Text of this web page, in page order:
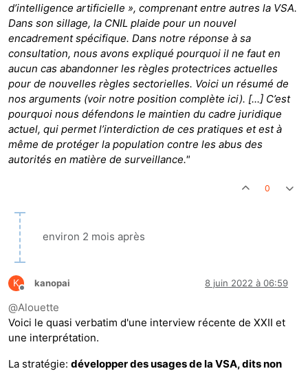
d’intelligence artificielle », comprenant entre autres la VSA.
Dans son sillage, la CNIL plaide pour un nouvel
encadrement spécifique. Dans notre réponse à sa
consultation, nous avons expliqué pourquoi il ne faut en
aucun cas abandonner les règles protectrices actuelles
pour de nouvelles règles sectorielles. Voici un résumé de
nos arguments (voir notre position complète ici). [...] C’est
pourquoi nous défendons le maintien du cadre juridique
actuel, qui permet l’interdiction de ces pratiques et est à
même de protéger la population contre les abus des
autorités en matière de surveillance."
0
environ 2 mois après
K
Hors-ligne
kanopai 8 juin 2022 à 06:59
@Alouette
Voici le quasi verbatim d'une interview récente de XXII et
une interprétation.
La stratégie: développer des usages de la VSA, dits non